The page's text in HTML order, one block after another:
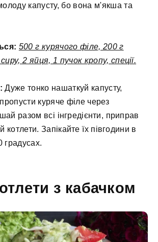
капусту, бо вона м'якша та
500 г курячого філе, 200 г
2 яйця, 1 пучок кропу, спеції.
Дуже тонко нашаткуй капусту,
пропусти куряче філе через
разом всі інгредієнти, приправ
Запікайте їх півгодини в
градусах.
з кабачком